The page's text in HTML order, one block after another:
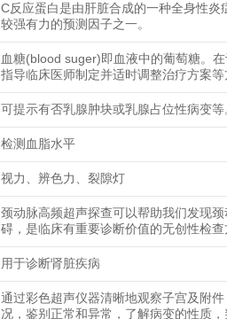
C反应蛋白是由肝脏合成的一种全身性
较强有力的预测因子之一。
血糖(blood suger)即血液中的葡萄糖。
指导临床医师制定并适时调整治疗方案等
可提示有否乳腺肿块或乳腺占位性病变等
检测血脂水平
视力、辨色力、裂隙灯
颈动脉高频超声探查可以帮助我们发现
碍，是临床有重要诊断价值的无创性检查
用于诊断肾脏疾病
通过彩色超声仪器清晰地观察子宫及附
况，鉴别正常和异常，了解病变的性质，